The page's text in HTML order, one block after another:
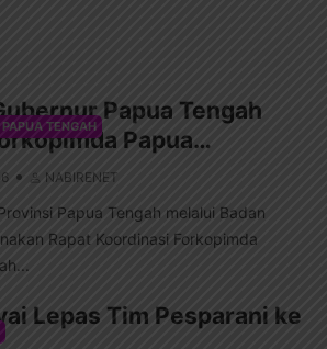
PAPUA TENGAH
Papua Tengah
Papua…
NABIRENET
Papua Tengah melalui Badan
Rapat Koordinasi Forkopimda
Lepas Tim Pesparani ke